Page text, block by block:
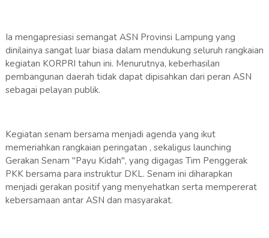
Ia mengapresiasi semangat ASN Provinsi Lampung yang
dinilainya sangat luar biasa dalam mendukung seluruh rangkaian
kegiatan KORPRI tahun ini. Menurutnya, keberhasilan
pembangunan daerah tidak dapat dipisahkan dari peran ASN
sebagai pelayan publik.
Kegiatan senam bersama menjadi agenda yang ikut
memeriahkan rangkaian peringatan , sekaligus launching
Gerakan Senam "Payu Kidah", yang digagas Tim Penggerak
PKK bersama para instruktur DKL. Senam ini diharapkan
menjadi gerakan positif yang menyehatkan serta mempererat
kebersamaan antar ASN dan masyarakat.